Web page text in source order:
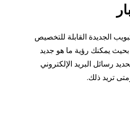
الجديدة القابلة للتخصيص
يمكنك رؤية ما هو جديد
رسائل البريد الإلكتروني
تريد ذلك.